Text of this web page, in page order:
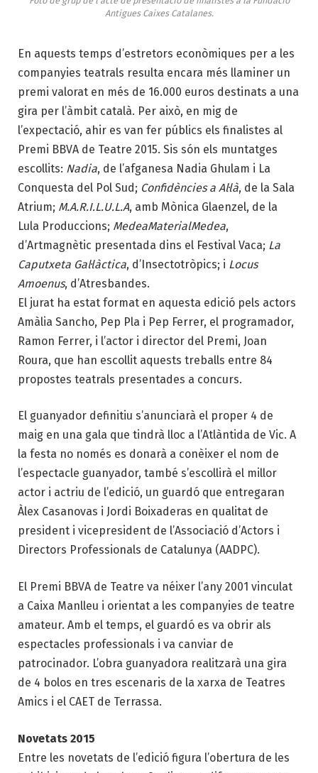
Antigues Caixes Catalanes.
En aquests temps d’estretors econòmiques per a les
companyies teatrals resulta encara més llaminer un
premi valorat en més de 16.000 euros destinats a una
gira per l’àmbit català. Per això, en mig de
l’expectació, ahir es van fer públics els finalistes al
Premi BBVA de Teatre 2015. Sis són els muntatges
escollits: Nadia, de l’afganesa Nadia Ghulam i La
Conquesta del Pol Sud; Confidències a Al·là, de la Sala
Atrium; M.A.R.I.L.U.L.A, amb Mònica Glaenzel, de la
Lula Produccions; MedeaMaterialMedea,
d’Artmagnètic presentada dins el Festival Vaca; La
Caputxeta Gal·làctica, d’Insectotròpics; i Locus
Amoenus, d’Atresbandes.
El jurat ha estat format en aquesta edició pels actors
Amàlia Sancho, Pep Pla i Pep Ferrer, el programador,
Ramon Ferrer, i l’actor i director del Premi, Joan
Roura, que han escollit aquests treballs entre 84
propostes teatrals presentades a concurs.
El guanyador definitiu s’anunciarà el proper 4 de
maig en una gala que tindrà lloc a l’Atlàntida de Vic. A
la festa no només es donarà a conèixer el nom de
l’espectacle guanyador, també s’escollirà el millor
actor i actriu de l’edició, un guardó que entregaran
Àlex Casanovas i Jordi Boixaderas en qualitat de
president i vicepresident de l’Associació d’Actors i
Directors Professionals de Catalunya (AADPC).
El Premi BBVA de Teatre va néixer l’any 2001 vinculat
a Caixa Manlleu i orientat a les companyies de teatre
amateur. Amb el temps, el guardó es va obrir als
espectacles professionals i va canviar de
patrocinador. L’obra guanyadora realitzarà una gira
de 4 bolos en tres escenaris de la xarxa de Teatres
Amics i el CAET de Terrassa.
Novetats 2015
Entre les novetats de l’edició figura l’obertura de les